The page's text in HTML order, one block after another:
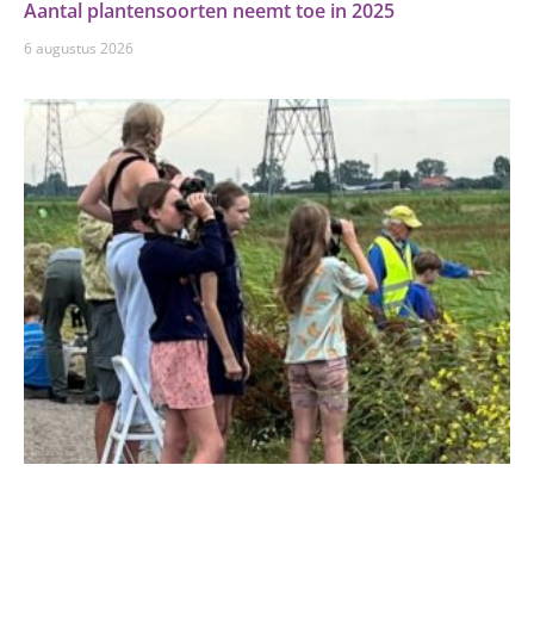
Aantal plantensoorten neemt toe in 2025
6 augustus 2026